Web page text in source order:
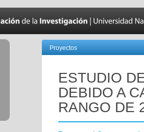
Proyectos
ESTUDIO
DEBIDO A
RANGO DE